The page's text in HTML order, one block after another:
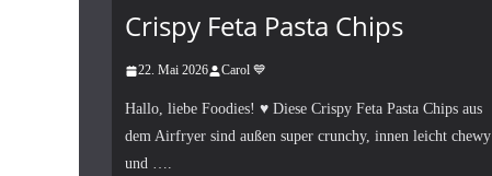
Crispy Feta Pasta Chips
22. Mai 2026 Carol 💙
Hallo, liebe Foodies! ♥︎ Diese Crispy Feta Pasta Chips aus
dem Airfryer sind außen super crunchy, innen leicht chewy
und ….